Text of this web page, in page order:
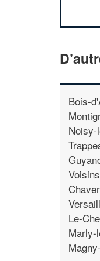
Bois-
Noisy-
Le-
Marly-